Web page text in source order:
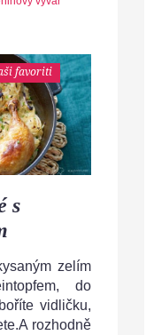
favoriti
s
zelím
do
vidličku,
rozhodně